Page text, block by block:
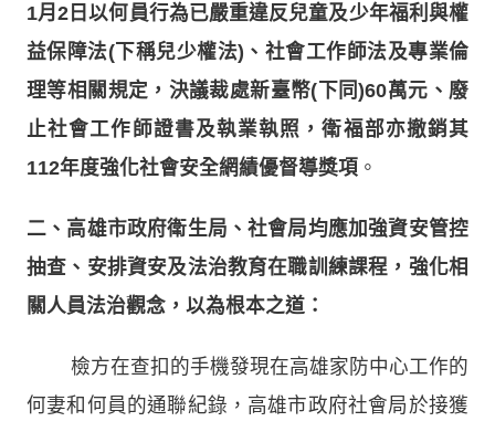
1月2日以何員行為已嚴重違反兒童及少年福利與權
益保障法(下稱兒少權法)、社會工作師法及專業倫
理等相關規定，決議裁處新臺幣(下同)60萬元、廢
止社會工作師證書及執業執照，衛福部亦撤銷其
112年度強化社會安全網績優督導獎項 。
二、高雄市政府衛生局、社會局均應加強資安管控
抽查、安排資安及法治教育在職訓練課程，強化相
關人員法治觀念，以為根本之道：
檢方在查扣的手機發現在高雄家防中心工作的
何妻和何員的通聯紀錄，高雄市政府社會局於接獲